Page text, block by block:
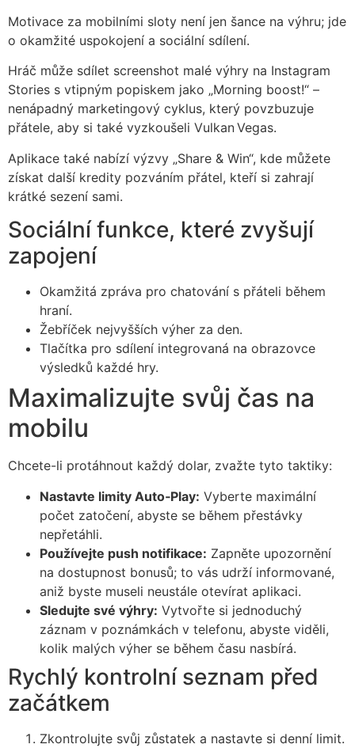
Motivace za mobilními sloty není jen šance na výhru; jde
o okamžité uspokojení a sociální sdílení.
Hráč může sdílet screenshot malé výhry na Instagram
Stories s vtipným popiskem jako „Morning boost!“ –
nenápadný marketingový cyklus, který povzbuzuje
přátele, aby si také vyzkoušeli Vulkan Vegas.
Aplikace také nabízí výzvy „Share & Win“, kde můžete
získat další kredity pozváním přátel, kteří si zahrají
krátké sezení sami.
Sociální funkce, které zvyšují
zapojení
Okamžitá zpráva pro chatování s přáteli během
hraní.
Žebříček nejvyšších výher za den.
Tlačítka pro sdílení integrovaná na obrazovce
výsledků každé hry.
Maximalizujte svůj čas na
mobilu
Chcete-li protáhnout každý dolar, zvažte tyto taktiky:
Nastavte limity Auto‑Play: Vyberte maximální
počet zatočení, abyste se během přestávky
nepřetáhli.
Používejte push notifikace: Zapněte upozornění
na dostupnost bonusů; to vás udrží informované,
aniž byste museli neustále otevírat aplikaci.
Sledujte své výhry: Vytvořte si jednoduchý
záznam v poznámkách v telefonu, abyste viděli,
kolik malých výher se během času nasbírá.
Rychlý kontrolní seznam před
začátkem
Zkontrolujte svůj zůstatek a nastavte si denní limit.